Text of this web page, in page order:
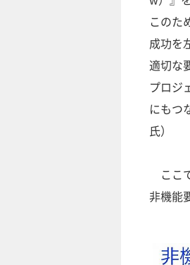
このた
成功を
適切な
プロジ
にもつ
氏）
ここ
非機能